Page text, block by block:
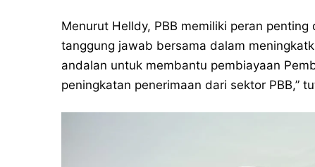
Menurut Helldy, PBB memiliki peran
tanggung jawab bersama dalam
andalan untuk membantu pembiayaan
peningkatan penerimaan dari sektor PBB,”